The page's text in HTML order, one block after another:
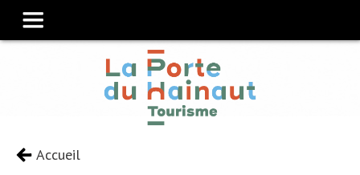
Accueil